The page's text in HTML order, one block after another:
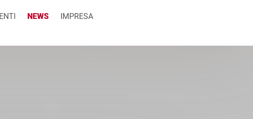
NEWS IMPRESA